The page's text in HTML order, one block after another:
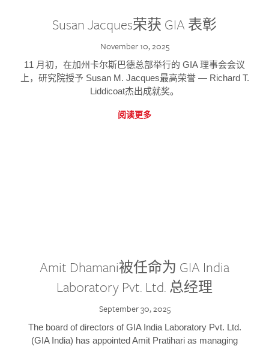
Susan Jacques荣获 GIA 表彰
November 10, 2025
11 月初，在加州卡尔斯巴德总部举行的 GIA 理事会会议
上，研究院授予 Susan M. Jacques最高荣誉 — Richard T.
Liddicoat杰出成就奖。
阅读更多
Amit Dhamani被任命为 GIA India
Laboratory Pvt. Ltd. 总经理
September 30, 2025
The board of directors of GIA India Laboratory Pvt. Ltd.
(GIA India) has appointed Amit Pratihari as managing